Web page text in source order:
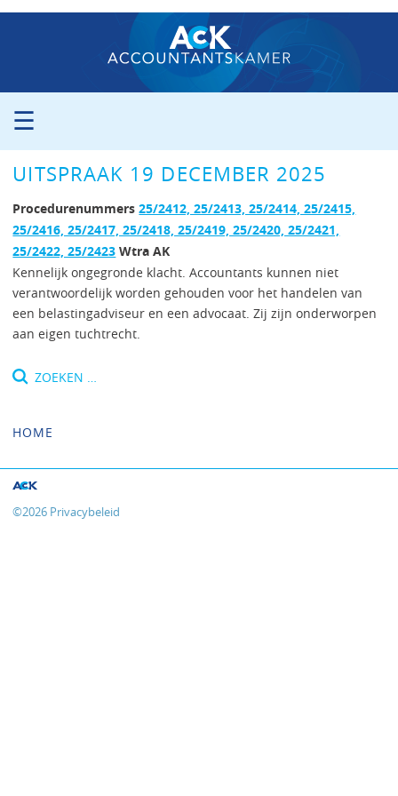
☰
ORGANISATIE
PROCEDURE
PERS
PUBLICATIES
UITSPRAKEN
ZITTINGSAGENDA
CONTACT
UITSPRAAK 19 DECEMBER 2025
Procedurenummers25/2412, 25/2413, 25/2414, 25/2415,
25/2416, 25/2417, 25/2418, 25/2419, 25/2420, 25/2421,
25/2422, 25/2423 Wtra AK
Kennelijk ongegronde klacht. Accountants kunnen niet
verantwoordelijk worden gehouden voor het handelen van
een belastingadviseur en een advocaat. Zij zijn onderworpen
aan eigen tuchtrecht.
Zoeken
HOME
©2026 Privacybeleid